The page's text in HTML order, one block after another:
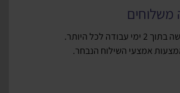
לכל היותר.
אמצעי השילוח הנבחר.